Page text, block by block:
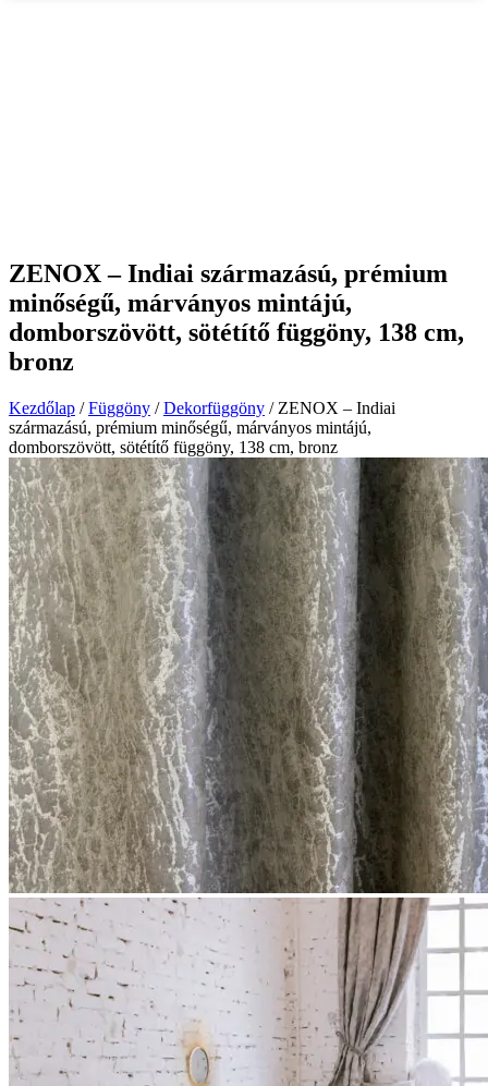
ZENOX – Indiai származású, prémium
minőségű, márványos mintájú,
domborszövött, sötétítő függöny, 138 cm,
bronz
Kezdőlap /Függöny /Dekorfüggöny / ZENOX – Indiai
származású, prémium minőségű, márványos mintájú,
domborszövött, sötétítő függöny, 138 cm, bronz